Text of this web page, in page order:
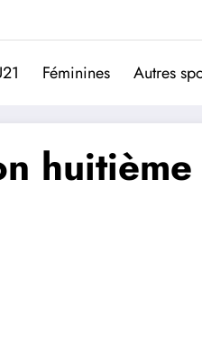
du football portugais
Féminines Autres